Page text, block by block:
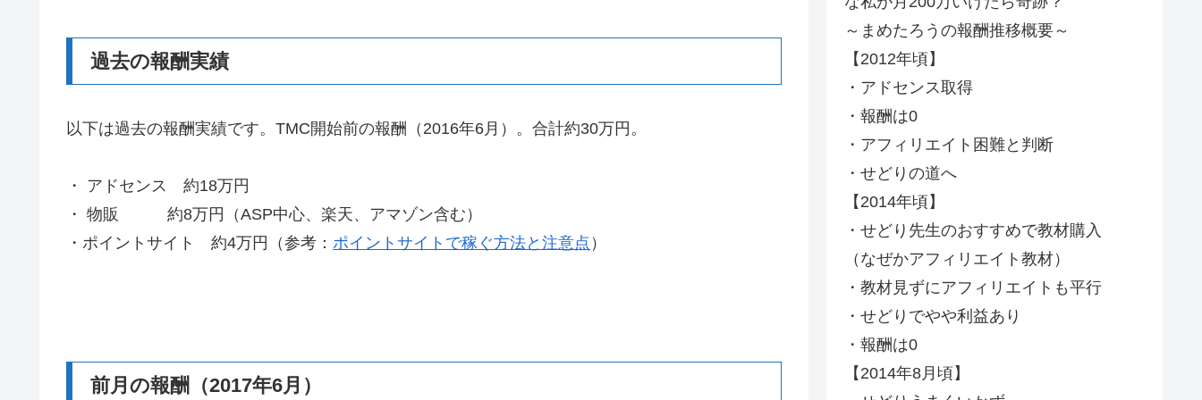
過去の報酬実績
以下は過去の報酬実績です。TMC開始前の報酬（2016年6月）。合計約30万円。
・ アドセンス 約18万円
・ 物販 約8万円（ASP中心、楽天、アマゾン含む）
・ポイントサイト 約4万円（参考： ポイントサイトで稼ぐ方法と注意点 ）
前月の報酬（2017年6月）
～まめたろうの報酬推移概要～
【2012年頃】
・アドセンス取得
・報酬は0
・アフィリエイト困難と判断
・せどりの道へ
【2014年頃】
・せどり先生のおすすめで教材購入
（なぜかアフィリエイト教材）
・教材見ずにアフィリエイトも平行
・せどりでやや利益あり
・報酬は0
【2014年8月頃】